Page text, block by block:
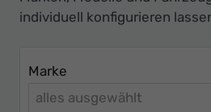
Autohaus
individuell konfigurieren
Marke
alles ausgewählt